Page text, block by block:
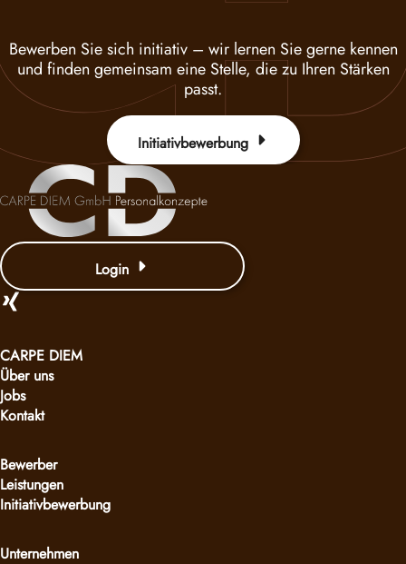
Bewerben Sie sich initiativ – wir lernen Sie gerne kennen
und finden gemeinsam eine Stelle, die zu Ihren Stärken
passt.
Initiativbewerbung
Login
CARPE DIEM
Über uns
Jobs
Kontakt
Bewerber
Leistungen
Initiativbewerbung
Unternehmen